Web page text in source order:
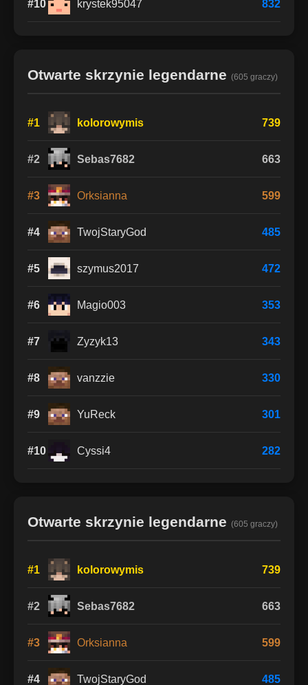
#10 krystek95047 832
Otwarte skrzynie legendarne (605 graczy)
#1 kolorowymis 739
#2 Sebas7682 663
#3 Orksianna 599
#4 TwojStaryGod 485
#5 szymus2017 472
#6 Magio003 353
#7 Zyzyk13 343
#8 vanzzie 330
#9 YuReck 301
#10 Cyssi4 282
Otwarte skrzynie legendarne (605 graczy)
#1 kolorowymis 739
#2 Sebas7682 663
#3 Orksianna 599
#4 TwojStaryGod 485